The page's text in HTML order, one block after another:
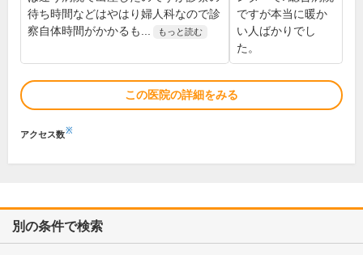
待ち時間などはやはり婦人科なので診
察自体時間がかかるも...
もっと読む
ですが本当に暖か
い人ばかりでし
た。
この医院の詳細をみる
アクセス数※
別の条件で検索